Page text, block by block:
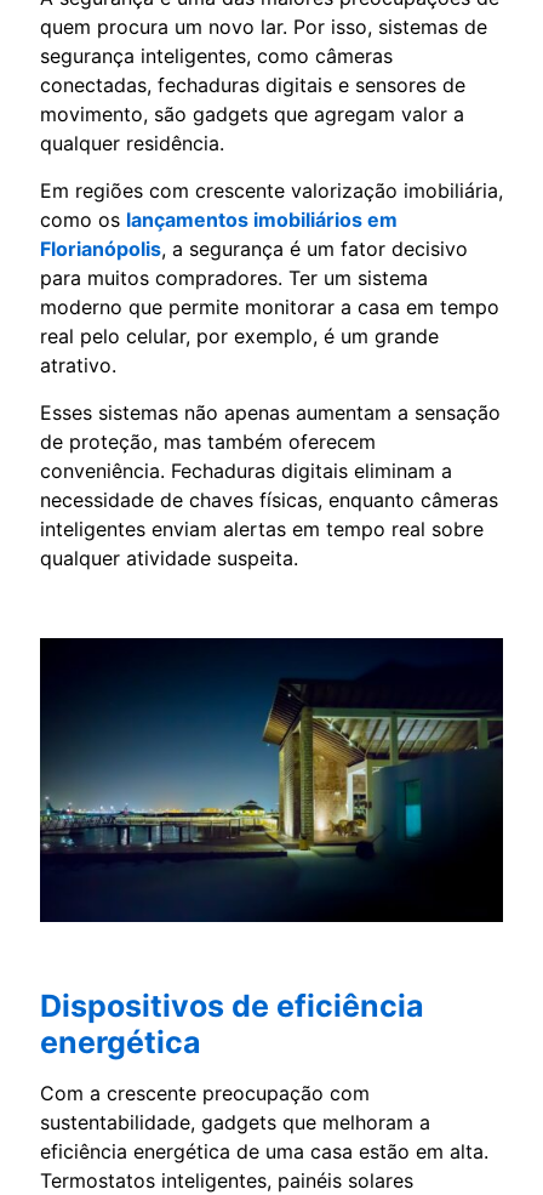
quem procura um novo lar. Por isso, sistemas de
segurança inteligentes, como câmeras
conectadas, fechaduras digitais e sensores de
movimento, são gadgets que agregam valor a
qualquer residência.
Em regiões com crescente valorização imobiliária,
como os lançamentos imobiliários em
Florianópolis, a segurança é um fator decisivo
para muitos compradores. Ter um sistema
moderno que permite monitorar a casa em tempo
real pelo celular, por exemplo, é um grande
atrativo.
Esses sistemas não apenas aumentam a sensação
de proteção, mas também oferecem
conveniência. Fechaduras digitais eliminam a
necessidade de chaves físicas, enquanto câmeras
inteligentes enviam alertas em tempo real sobre
qualquer atividade suspeita.
Dispositivos de eficiência
energética
Com a crescente preocupação com
sustentabilidade, gadgets que melhoram a
eficiência energética de uma casa estão em alta.
Termostatos inteligentes, painéis solares